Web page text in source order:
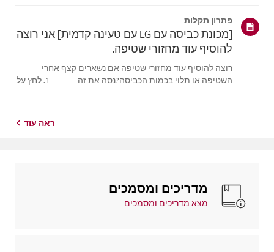
פתרון תקלות
[מכונת כביסה עם LG עם טעינה קדמית] אני רוצה
להוסיף עוד מחזורי שטיפה.
רוצה להוסיף עוד מחזורי שטיפה אם נשארים קצף אחרי
השטיפה או תלוי בכמות הכביסה?נסה את זה---------1. לחץ על
ראה עוד
מדריכים ומסמכים
מצא מדריכים ומסמכים